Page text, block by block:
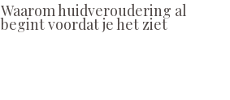
Waarom huidveroudering al
begint voordat je het ziet